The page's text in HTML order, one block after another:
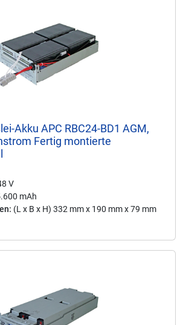
Akku APC RBC24-BD1 AGM,
Fertig montierte
V
mAh
(L x B x H) 332 mm x 190 mm x 79 mm